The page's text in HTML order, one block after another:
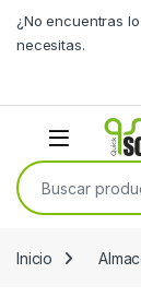
¿No encuentras
necesitas.
Buscar por:
Inicio